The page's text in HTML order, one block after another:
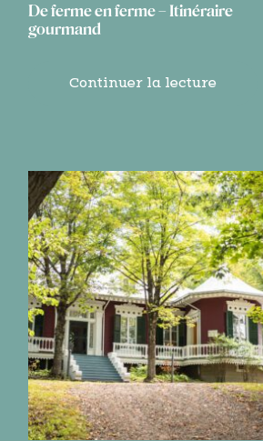
De ferme en ferme – Itinéraire
gourmand
Continuer la lecture